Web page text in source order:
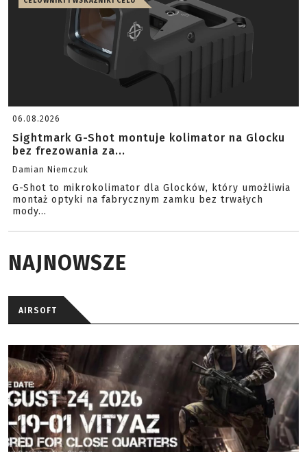
06.08.2026
Sightmark G-Shot montuje kolimator na Glocku
bez frezowania za...
Damian Niemczuk
G-Shot to mikrokolimator dla Glocków, który umożliwia
montaż optyki na fabrycznym zamku bez trwałych
mody...
NAJNOWSZE
AIRSOFT